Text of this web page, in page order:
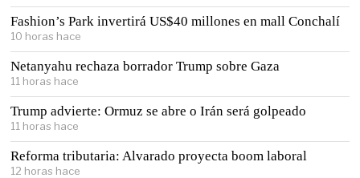
Fashion’s Park invertirá US$40 millones en mall Conchalí
10 horas hace
Netanyahu rechaza borrador Trump sobre Gaza
11 horas hace
Trump advierte: Ormuz se abre o Irán será golpeado
11 horas hace
Reforma tributaria: Alvarado proyecta boom laboral
12 horas hace